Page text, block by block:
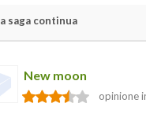
saga continua
New moon
opinione